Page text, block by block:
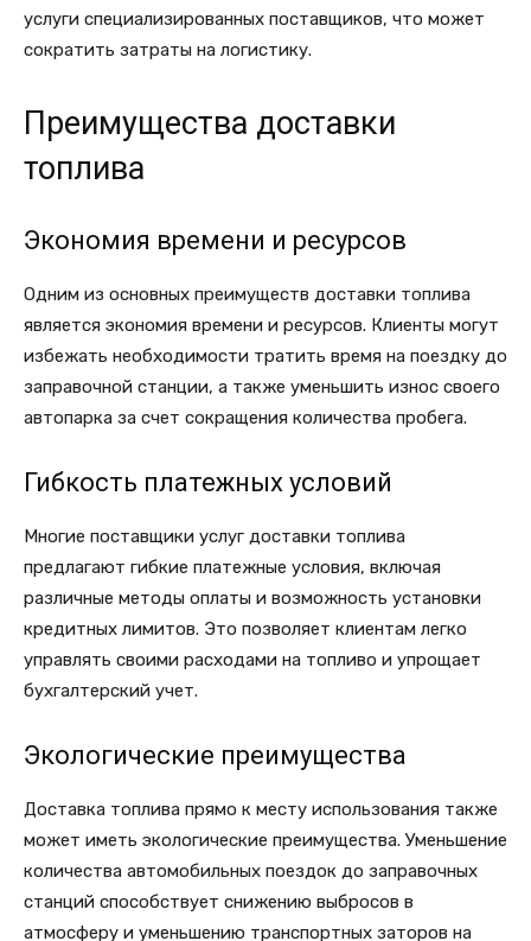
услуги специализированных поставщиков, что может
сократить затраты на логистику.
Преимущества доставки
топлива
Экономия времени и ресурсов
Одним из основных преимуществ доставки топлива
является экономия времени и ресурсов. Клиенты могут
избежать необходимости тратить время на поездку до
заправочной станции, а также уменьшить износ своего
автопарка за счет сокращения количества пробега.
Гибкость платежных условий
Многие поставщики услуг доставки топлива
предлагают гибкие платежные условия, включая
различные методы оплаты и возможность установки
кредитных лимитов. Это позволяет клиентам легко
управлять своими расходами на топливо и упрощает
бухгалтерский учет.
Экологические преимущества
Доставка топлива прямо к месту использования также
может иметь экологические преимущества. Уменьшение
количества автомобильных поездок до заправочных
станций способствует снижению выбросов в
атмосферу и уменьшению транспортных заторов на